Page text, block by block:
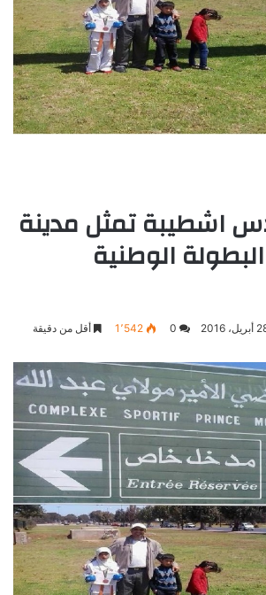
اشطيبة تمثل مدينة
الوطنية
2016
0 1٬542 أقل من دقيقة